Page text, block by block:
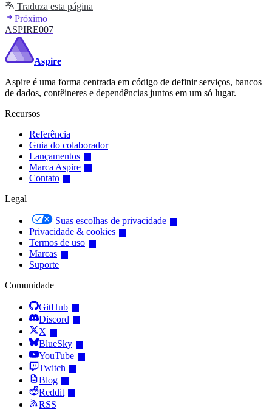
Traduza esta página
Próximo
ASPIRE007
Aspire
Aspire é uma forma centrada em código de definir serviços, bancos
de dados, contêineres e dependências juntos em um só lugar.
Recursos
Referência
Guia do colaborador
Lançamentos
Marca Aspire
Contato
Legal
Suas escolhas de privacidade
Privacidade & cookies
Termos de uso
Marcas
Suporte
Comunidade
GitHub
Discord
X
BlueSky
YouTube
Twitch
Blog
Reddit
RSS